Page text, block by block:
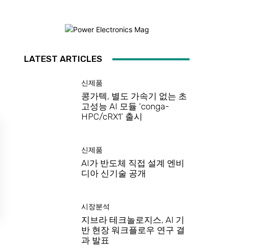
LATEST ARTICLES
신제품
콩가텍, 별도 가속기 없는 초
고성능 AI 모듈 ‘conga-
HPC/cRX1’ 출시
신제품
AI가 반도체 직접 설계 엔비
디아 신기술 공개
시장분석
지브라 테크놀로지스, AI 기
반 현장 워크플로우 연구 결
과 발표